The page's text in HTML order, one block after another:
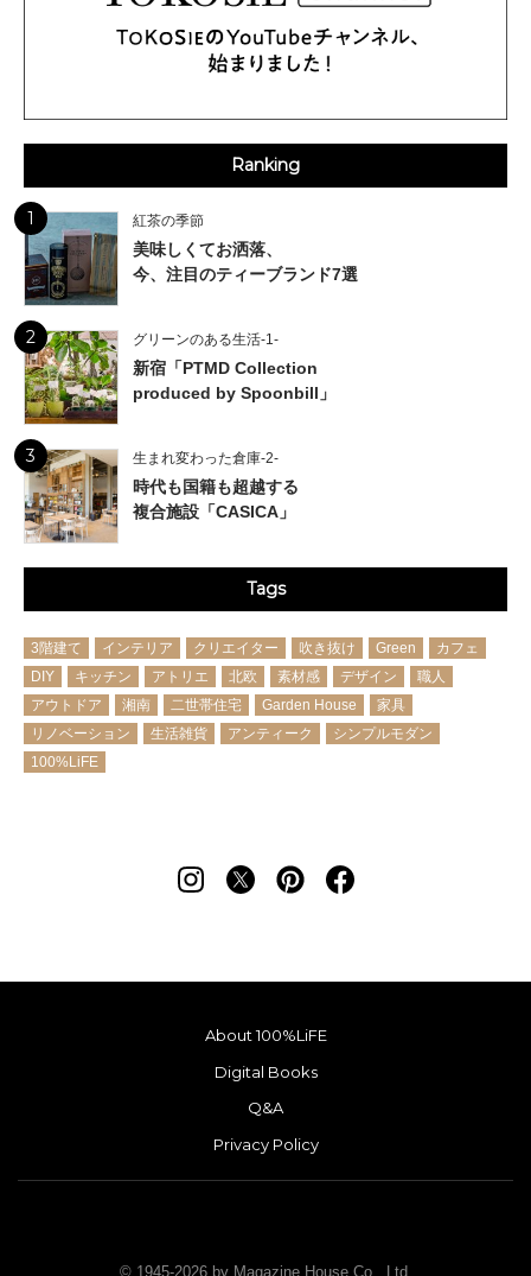
Ranking
1 紅茶の季節
美味しくてお洒落、
今、注目のティーブランド7選
2 グリーンのある生活-1-
新宿「PTMD Collection
produced by Spoonbill」
3 生まれ変わった倉庫-2-
時代も国籍も超越する
複合施設「CASICA」
Tags
3階建て インテリア クリエイター 吹き抜け Green
カフェ
DIY
キッチン アトリエ 北欧 素材感 デザイン
職人
アウトドア
湘南 二世帯住宅 Garden House
家具
リノベーション
生活雑貨 アンティーク
シンプルモダン
100%LiFE
About 100%LiFE
Digital Books
Q&A
Privacy Policy
© 1945-2026 by Magazine House Co., Ltd.